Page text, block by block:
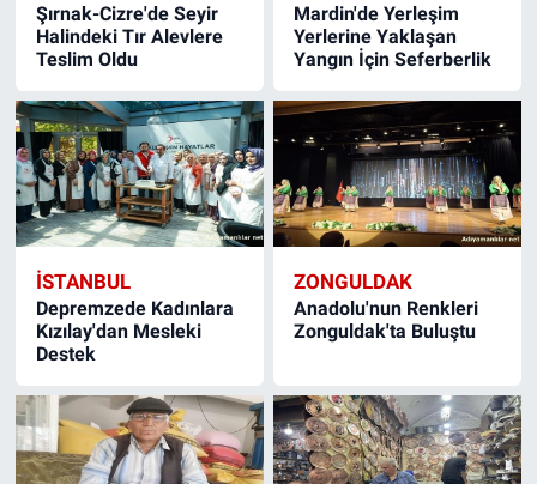
Şırnak-Cizre'de Seyir
Halindeki Tır Alevlere
Teslim Oldu
Mardin'de Yerleşim
Yerlerine Yaklaşan
Yangın İçin Seferberlik
İSTANBUL
Depremzede Kadınlara
Kızılay'dan Mesleki
Destek
ZONGULDAK
Anadolu'nun Renkleri
Zonguldak'ta Buluştu